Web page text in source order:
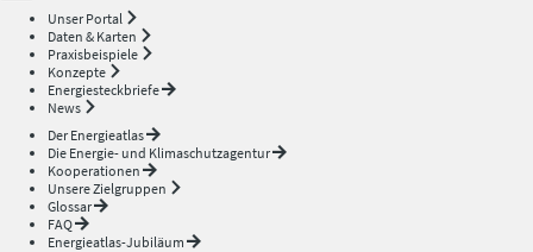
Unser Portal
Daten & Karten
Praxisbeispiele
Konzepte
Energiesteckbriefe
News
Der Energieatlas
Die Energie- und Klimaschutzagentur
Kooperationen
Unsere Zielgruppen
Glossar
FAQ
Energieatlas-Jubiläum